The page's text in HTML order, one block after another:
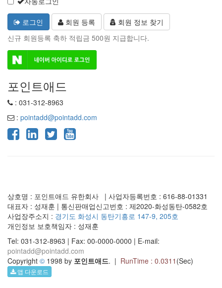
로그인 회원 등록
회원 정보 찾기
신규 회원등록 축하 적립금 500원 지급합니다.
포인트애드
: 031-312-8963
: pointadd@pointadd.com
상호명 : 포인트애드 유한회사 | 사업자등록번호 : 616-88-01331
대표자 : 성재훈 | 통신판매업신고번호 : 제2020-화성동탄-0582호
사업장주소지 : 경기도 화성시 동탄기흥로 147-9, 205호
개인정보 보호책임자 : 성재훈
Tel: 031-312-8963 | Fax: 00-0000-0000 | E-mail:
pointadd@pointadd.com
Copyright © 1998 by 포인트애드. | RunTime : 0.0311 (Sec)
앱 다운로드